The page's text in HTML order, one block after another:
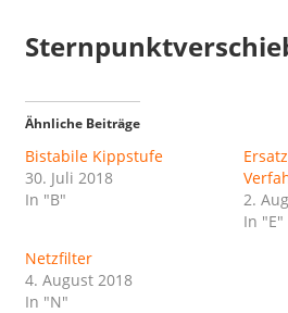
Ähnliche Beiträge
Bistabile Kippstufe
30. Juli 2018
In "B"
2.
In "E"
Netzfilter
4. August 2018
In "N"